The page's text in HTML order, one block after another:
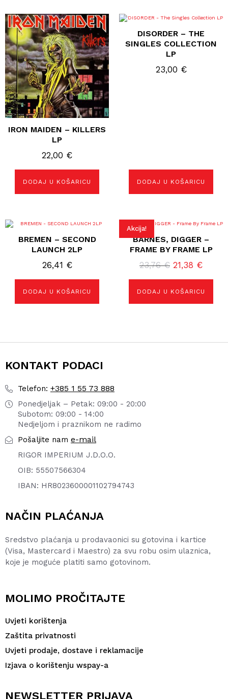
IRON MAIDEN – KILLERS
LP
22,00 €
DODAJ U KOŠARICU
DISORDER – THE
SINGLES COLLECTION
LP
23,00 €
DODAJ U KOŠARICU
BREMEN – SECOND
LAUNCH 2LP
26,41 €
DODAJ U KOŠARICU
Akcija!
BARNES, DIGGER –
FRAME BY FRAME LP
23,76€ Izvorna
cijena
bila
je:
21,38 €
cijena
je:
21,38
DODAJ U KOŠARICU
KONTAKT PODACI
Telefon: +385 1 55 73 888
Ponedjeljak – Petak: 09:00 - 20:00
Subotom: 09:00 - 14:00
Nedjeljom i praznikom ne radimo
Pošaljite nam e-mail
RIGOR IMPERIUM J.D.O.O.
OIB: 55507566304
IBAN: HR8023600001102794743
NAČIN PLAĆANJA
Sredstvo plaćanja u prodavaonici su gotovina i kartice
(Visa, Mastercard i Maestro) za svu robu osim ulaznica,
koje je moguće platiti samo gotovinom.
MOLIMO PROČITAJTE
Uvjeti korištenja
Zaštita privatnosti
Uvjeti prodaje, dostave i reklamacije
Izjava o korištenju wspay-a
NEWSLETTER PRIJAVA